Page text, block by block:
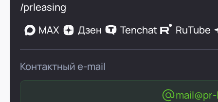
/prleasing
MAX
Дзен Tenchat RuTube
Контактный e-mail